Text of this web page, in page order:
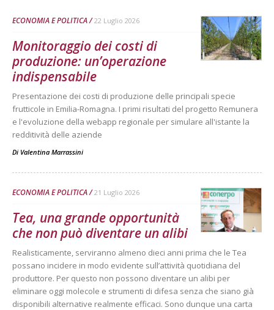
ECONOMIA E POLITICA 22 Luglio 2026
Monitoraggio dei costi di
produzione: un’operazione
indispensabile
Presentazione dei costi di produzione delle principali specie
frutticole in Emilia-Romagna. I primi risultati del progetto Remunera
e l'evoluzione della webapp regionale per simulare all'istante la
redditività delle aziende
Di Valentina Marrassini
ECONOMIA E POLITICA 21 Luglio 2026
Tea, una grande opportunità
che non può diventare un alibi
Realisticamente, serviranno almeno dieci anni prima che le Tea
possano incidere in modo evidente sull’attività quotidiana del
produttore. Per questo non possono diventare un alibi per
eliminare oggi molecole e strumenti di difesa senza che siano già
disponibili alternative realmente efficaci. Sono dunque una carta